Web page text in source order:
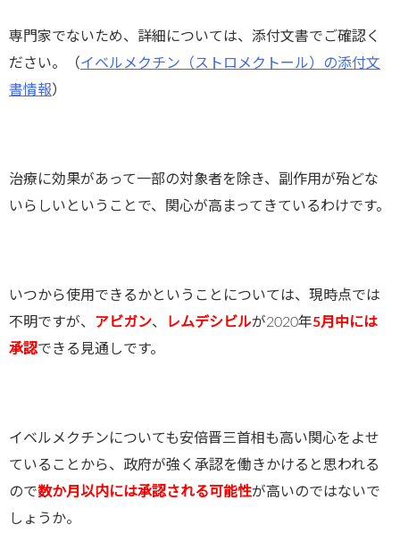
専門家でないため、詳細については、添付文書でご確認く
ださい。（イベルメクチン（ストロメクトール）の添付文
書情報）
治療に効果があって一部の対象者を除き、副作用が殆どな
いらしいということで、関心が高まってきているわけです。
いつから使用できるかということについては、現時点では
不明ですが、 アビガン、 レムデシビルが2020年5月中には
承認できる見通しです。
イベルメクチンについても安倍晋三首相も高い関心をよせ
ていることから、政府が強く承認を働きかけると思われる
ので数か月以内には承認される可能性が高いのではないで
しょうか。